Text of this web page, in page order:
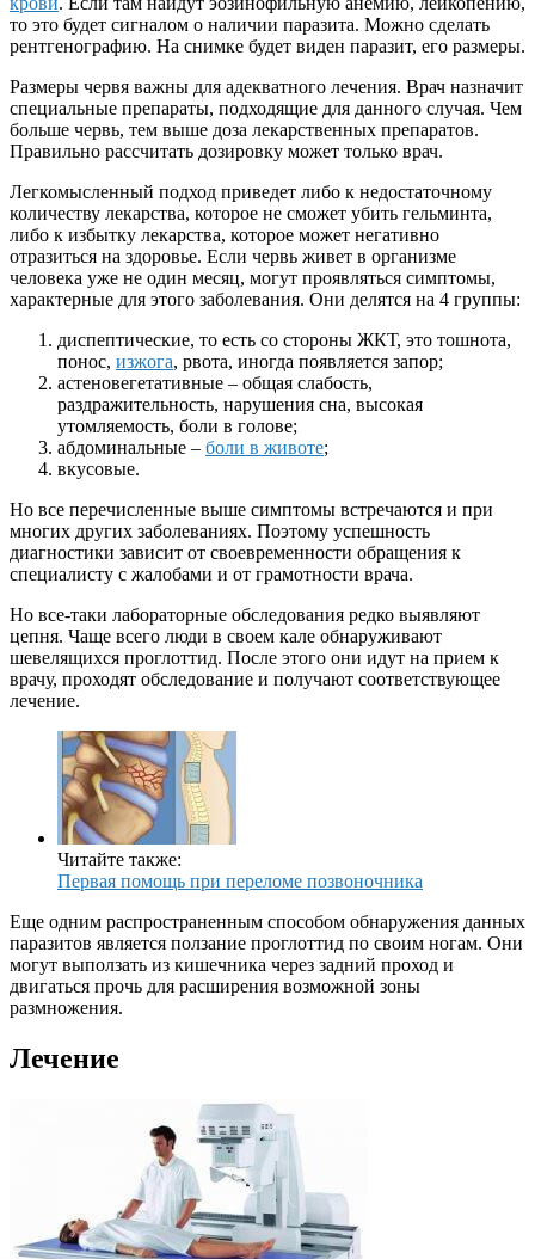
то это будет сигналом о наличии паразита. Можно сделать
рентгенографию. На снимке будет виден паразит, его размеры.
Размеры червя важны для адекватного лечения. Врач назначит
специальные препараты, подходящие для данного случая. Чем
больше червь, тем выше доза лекарственных препаратов.
Правильно рассчитать дозировку может только врач.
Легкомысленный подход приведет либо к недостаточному
количеству лекарства, которое не сможет убить гельминта,
либо к избытку лекарства, которое может негативно
отразиться на здоровье. Если червь живет в организме
человека уже не один месяц, могут проявляться симптомы,
характерные для этого заболевания. Они делятся на 4 группы:
диспептические, то есть со стороны ЖКТ, это тошнота,
понос, изжога, рвота, иногда появляется запор;
астеновегетативные – общая слабость,
раздражительность, нарушения сна, высокая
утомляемость, боли в голове;
абдоминальные – боли в животе;
вкусовые.
Но все перечисленные выше симптомы встречаются и при
многих других заболеваниях. Поэтому успешность
диагностики зависит от своевременности обращения к
специалисту с жалобами и от грамотности врача.
Но все-таки лабораторные обследования редко выявляют
цепня. Чаще всего люди в своем кале обнаруживают
шевелящихся проглоттид. После этого они идут на прием к
врачу, проходят обследование и получают соответствующее
лечение.
Читайте также:
Первая помощь при переломе позвоночника
Еще одним распространенным способом обнаружения данных
паразитов является ползание проглоттид по своим ногам. Они
могут выползать из кишечника через задний проход и
двигаться прочь для расширения возможной зоны
размножения.
Лечение